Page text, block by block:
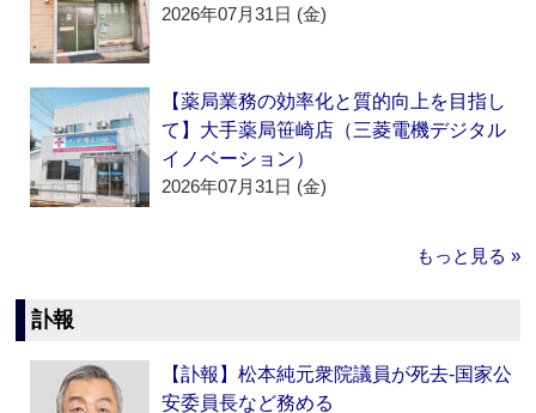
2026年07月31日 (金)
【薬局業務の効率化と質的向上を目指し
て】大手薬局笹崎店（三菱電機デジタル
イノベーション）
2026年07月31日 (金)
もっと見る »
訃報
【訃報】松本純元衆院議員が死去‐国家公
安委員長など務める